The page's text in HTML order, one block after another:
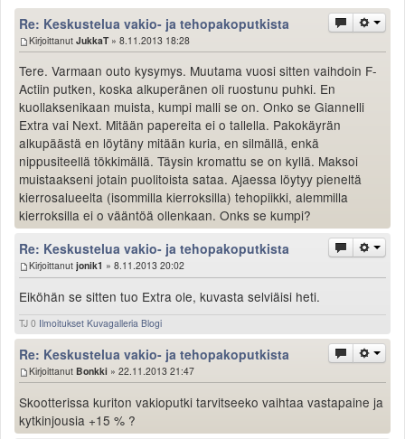
Uudet videot
Uudet kommentit
MYYDÄÄN
Haku
Ohjeet
Ajoneuvot
Osat
TIETOPANKKI
TAPAHTUMAT
MP15 kuvia
MP14 kuvia
ACS 2015 kuvia
Lisää uusi tapahtuma
UUTISET
SÄÄ
Valitse paikkakunta
Helsingin sää
Tampereen sää
Turun sää
Oulun sää
Re: Keskustelua vakio- ja tehopakoputkista
Kirjoittanut JukkaT» 8.11.2013 18:28
Tere. Varmaan outo kysymys. Muutama vuosi sitten vaihdoin F-
Actiin putken, koska alkuperänen oli ruostunu puhki. En
kuollaksenikaan muista, kumpi malli se on. Onko se Giannelli
Extra vai Next. Mitään papereita ei o tallella. Pakokäyrän
alkupäästä en löytäny mitään kuria, en silmällä, enkä
nippusiteellä tökkimällä. Täysin kromattu se on kyllä. Maksoi
muistaakseni jotain puolitoista sataa. Ajaessa löytyy pieneltä
kierrosalueelta (isommilla kierroksilla) tehopiikki, alemmilla
kierroksilla ei o vääntöä ollenkaan. Onks se kumpi?
Re: Keskustelua vakio- ja tehopakoputkista
Kirjoittanut jonik1 » 8.11.2013 20:02
Eiköhän se sitten tuo Extra ole, kuvasta selviäisi heti.
TJ 0 Ilmoitukset Kuvagalleria Blogi
Re: Keskustelua vakio- ja tehopakoputkista
Kirjoittanut Bonkki » 22.11.2013 21:47
Skootterissa kuriton vakioputki tarvitseeko vaihtaa vastapaine ja
kytkinjousia +15 % ?